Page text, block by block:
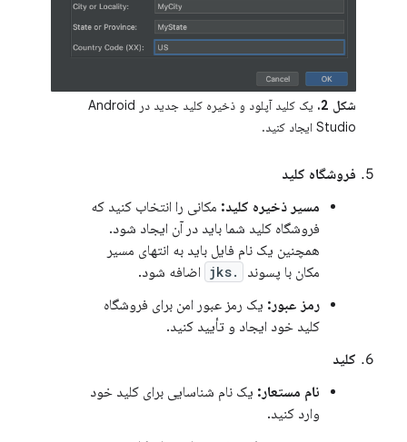
شکل 2.
یک کلید آپلود و ذخیره کلید جدید در Android
Studio ایجاد کنید.
فروشگاه کلید
مسیر ذخیره کلید: مکانی را انتخاب کنید که
فروشگاه کلید شما باید در آن ایجاد شود.
همچنین یک نام فایل باید به انتهای مسیر
مکان با پسوند
.jks
اضافه شود.
رمز عبور: یک رمز عبور امن برای فروشگاه
کلید خود ایجاد و تأیید کنید.
کلید
نام مستعار: یک نام شناسایی برای کلید خود
وارد کنید.